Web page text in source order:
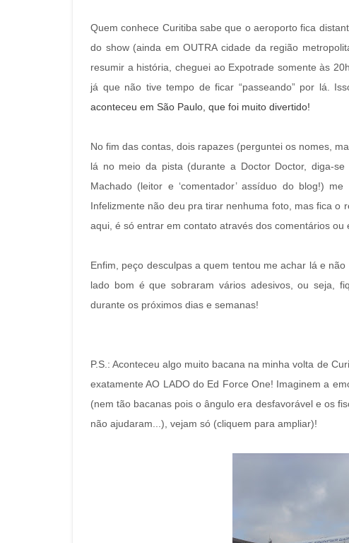
Quem conhece Curitiba sabe que o aeroporto fica
do show (ainda em OUTRA cidade da região
resumir a história, cheguei ao Expotrade somente às
já que não tive tempo de ficar “passeando” por lá.
aconteceu em São Paulo, que foi muito divertido!
No fim das contas, dois rapazes (perguntei os nomes,
lá no meio da pista (durante a Doctor Doctor, diga-
Machado (leitor e ‘comentador’ assíduo do blog!)
Infelizmente não deu pra tirar nenhuma foto, mas fica o
aqui, é só entrar em contato através dos comentários ou
Enfim, peço desculpas a quem tentou me achar lá e
lado bom é que sobraram vários adesivos, ou seja,
durante os próximos dias e semanas!
P.S.: Aconteceu algo muito bacana na minha volta de
exatamente AO LADO do Ed Force One! Imaginem a
(nem tão bacanas pois o ângulo era desfavorável e os
não ajudaram...), vejam só (cliquem para ampliar)!